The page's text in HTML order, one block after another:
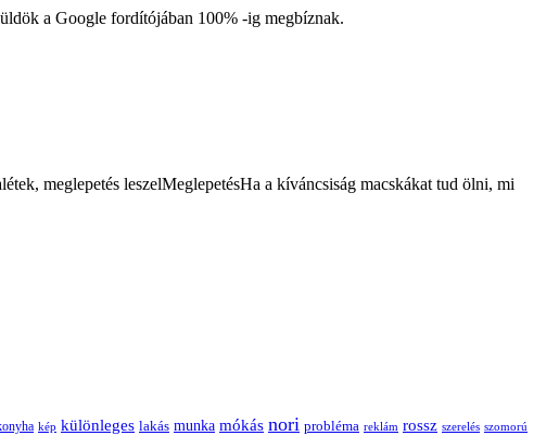
a Google fordítójában 100% -ig megbíznak.
meglepetés leszelMeglepetésHa a kíváncsiság macskákat tud ölni, mi
kép különleges lakás munka mókás nori probléma reklám rossz szerelés szomorú